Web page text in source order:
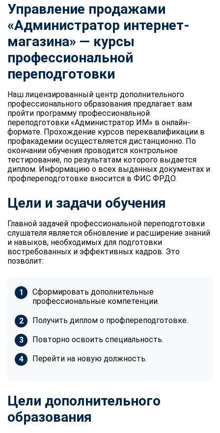
Управление продажами
«Администратор интернет-
магазина» — курсы
профессиональной
переподготовки
Наш лицензированный центр дополнительного
профессионального образования предлагает вам
пройти программу профессиональной
переподготовки «Администратор ИМ» в онлайн-
формате. Прохождение курсов переквалификации в
профакадемии осуществляется дистанционно. По
окончании обучения проводится контрольное
тестирование, по результатам которого выдается
диплом. Информацию о всех выданных документах и
профпереподготовке вносится в ФИС ФРДО.
Цели и задачи обучения
Главной задачей профессиональной переподготовки
слушателя является обновление и расширение знаний
и навыков, необходимых для подготовки
востребованных и эффективных кадров. Это
позволит:
Сформировать дополнительные
профессиональные компетенции.
Получить диплом о профпереподготовке.
Повторно освоить специальность.
Перейти на новую должность.
Цели дополнительного
образования